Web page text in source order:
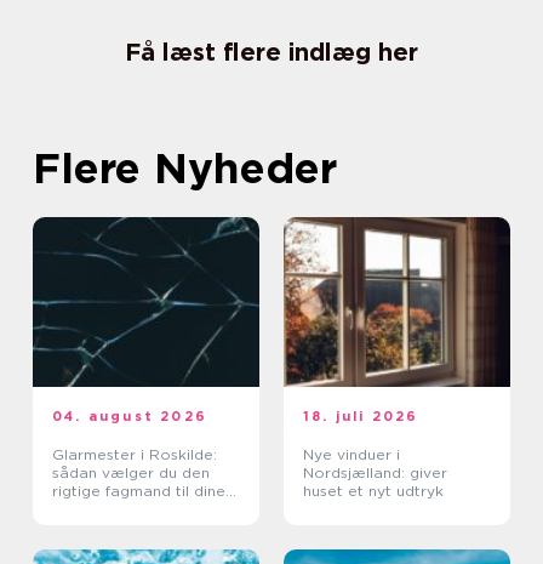
Få læst flere indlæg her
Flere Nyheder
04. august 2026
Glarmester i Roskilde:
sådan vælger du den
rigtige fagmand til dine
18. juli 2026
Nye vinduer i
Nordsjælland: giver
huset et nyt udtryk